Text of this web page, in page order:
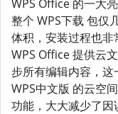
WPS Office 的一大
整个 WPS下载 包仅
体积，安装过程也非
WPS Office 提供云
步所有编辑内容，这
WPS中文版 的云空
功能，大大减少了